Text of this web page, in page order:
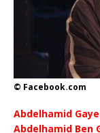
© Facebook.com
Abdelhamid
Abdelhamid Ben